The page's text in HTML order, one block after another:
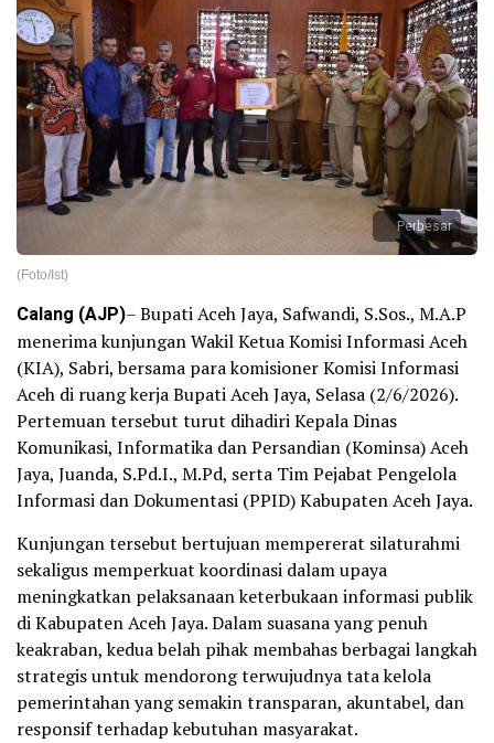
Perbesar
(Foto/Ist)
Calang (AJP)– Bupati Aceh Jaya, Safwandi, S.Sos., M.A.P
menerima kunjungan Wakil Ketua Komisi Informasi Aceh
(KIA), Sabri, bersama para komisioner Komisi Informasi
Aceh di ruang kerja Bupati Aceh Jaya, Selasa (2/6/2026).
Pertemuan tersebut turut dihadiri Kepala Dinas
Komunikasi, Informatika dan Persandian (Kominsa) Aceh
Jaya, Juanda, S.Pd.I., M.Pd, serta Tim Pejabat Pengelola
Informasi dan Dokumentasi (PPID) Kabupaten Aceh Jaya.
Kunjungan tersebut bertujuan mempererat silaturahmi
sekaligus memperkuat koordinasi dalam upaya
meningkatkan pelaksanaan keterbukaan informasi publik
di Kabupaten Aceh Jaya. Dalam suasana yang penuh
keakraban, kedua belah pihak membahas berbagai langkah
strategis untuk mendorong terwujudnya tata kelola
pemerintahan yang semakin transparan, akuntabel, dan
responsif terhadap kebutuhan masyarakat.